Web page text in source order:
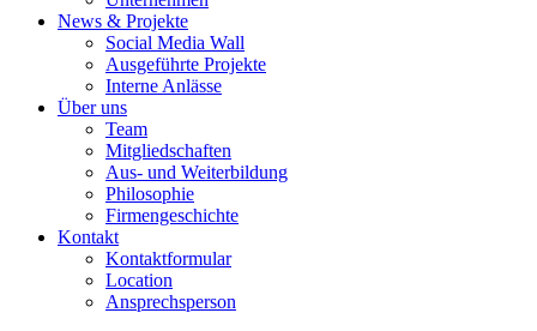
News & Projekte
Social Media Wall
Ausgeführte Projekte
Interne Anlässe
Über uns
Team
Mitgliedschaften
Aus- und Weiterbildung
Philosophie
Firmengeschichte
Kontakt
Kontaktformular
Location
Ansprechsperson